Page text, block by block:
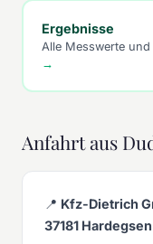
Ergebnisse
Alle Messwerte und
→
Anfahrt aus
📍 Kfz-Dietrich
37181 Hardegsen